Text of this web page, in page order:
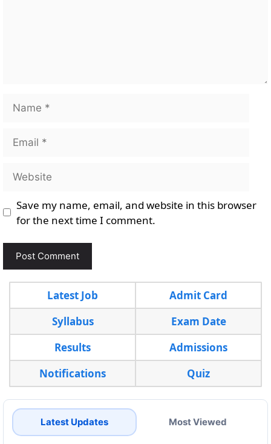
Name
Email
Website
Save my name, email, and website in this browser
for the next time I comment.
Latest Job
Admit Card
Syllabus
Exam Date
Results
Admissions
Notifications
Quiz
Latest Updates Most Viewed